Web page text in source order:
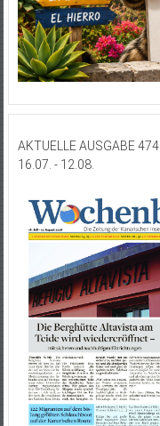
AKTUELLE AUSGABE 474
16.07. - 12.08.